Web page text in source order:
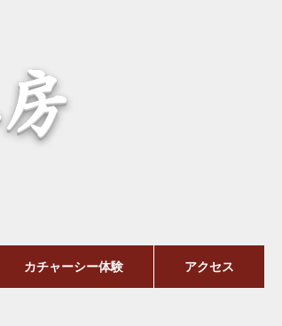
カチャーシー体験 アクセス